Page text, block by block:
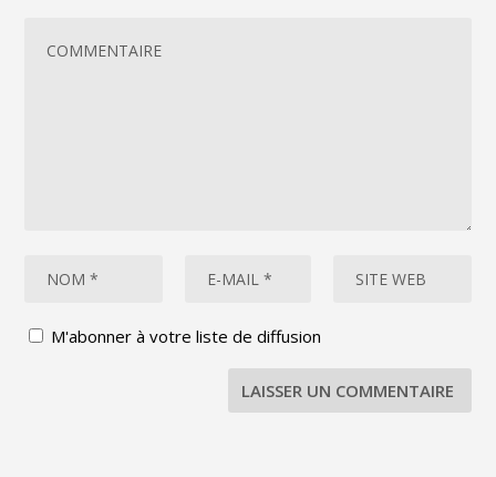
M'abonner à votre liste de diffusion